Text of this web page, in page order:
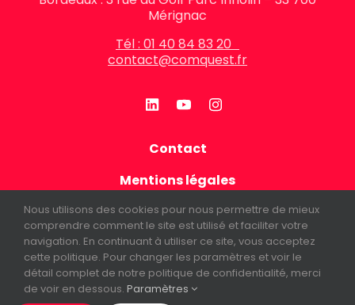
Mérignac
Tél : 01 40 84 83 20
contact@comquest.fr
Contact
Mentions légales
Politique de confidentialité
FAQ
Newsletter
Nous utilisons des cookies pour nous permettre de mieux
comprendre comment le site est utilisé et faciliter votre
navigation. En continuant à utiliser ce site, vous acceptez
cette politique. Pour changer les paramètres et voir le
détail complet de notre politique de confidentialité, merci
de voir en dessous. Paramètres